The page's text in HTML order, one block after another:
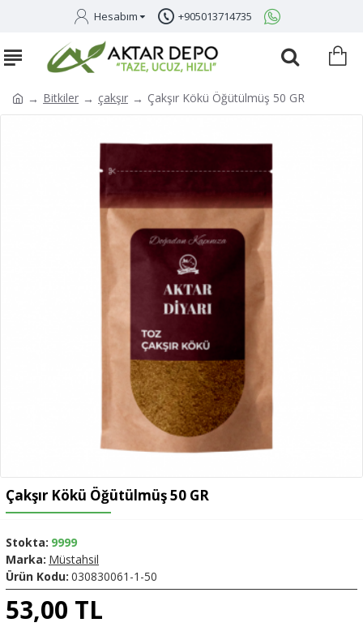
Hesabım +905013714735
Bitkiler çakşır Çakşır Kökü Öğütülmüş 50 GR
Çakşır Kökü Öğütülmüş 50 GR
53,00 TL
Stokta: 9999
Marka: Müstahsil
Ürün Kodu: 030830061-1-50